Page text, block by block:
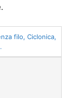
filo, Ciclonica,